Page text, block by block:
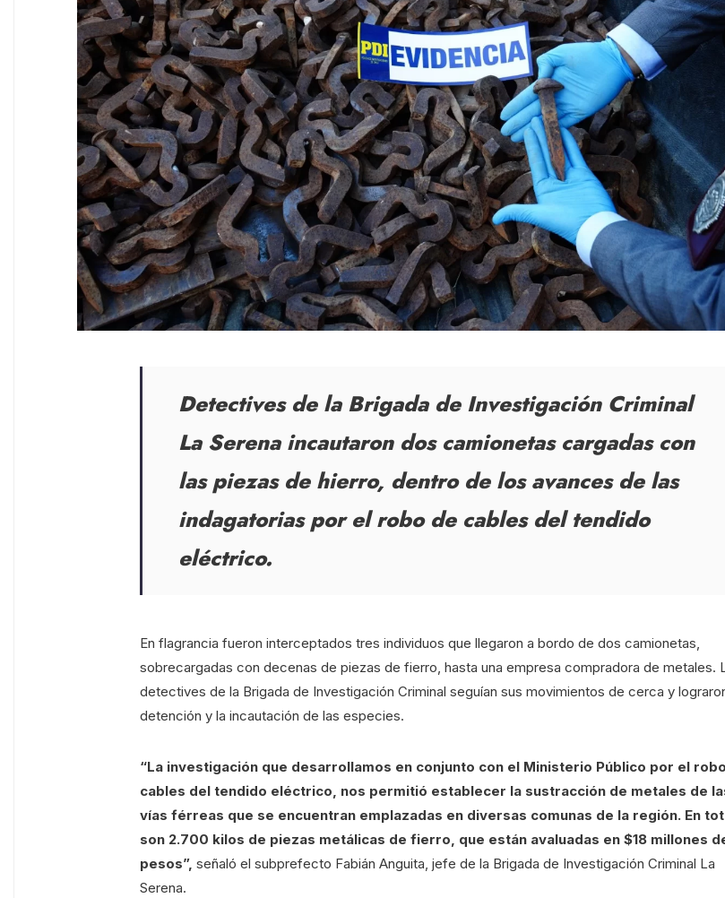
Detectives de la Brigada de Investigación Criminal
La Serena incautaron dos camionetas cargadas con
las piezas de hierro, dentro de los avances de las
indagatorias por el robo de cables del tendido
eléctrico.
En flagrancia fueron interceptados tres individuos que llegaron a bordo de dos camionetas,
sobrecargadas con decenas de piezas de fierro, hasta una empresa compradora de metales.
detectives de la Brigada de Investigación Criminal seguían sus movimientos de cerca y
detención y la incautación de las especies.
“La investigación que desarrollamos en conjunto con el Ministerio Público por el
cables del tendido eléctrico, nos permitió establecer la sustracción de metales de
vías férreas que se encuentran emplazadas en diversas comunas de la región. En
son 2.700 kilos de piezas metálicas de fierro, que están avaluadas en $18 millones
pesos”, señaló el subprefecto Fabián Anguita, jefe de la Brigada de Investigación Criminal La
Serena.